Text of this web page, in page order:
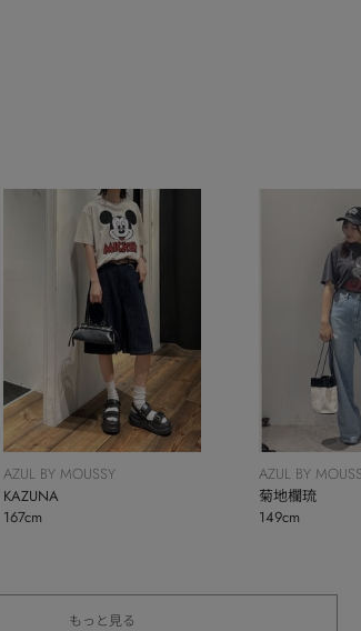
AZUL BY MOUSSY
KAZUNA
167cm
AZUL BY
菊地欄琉
149cm
もっと見る